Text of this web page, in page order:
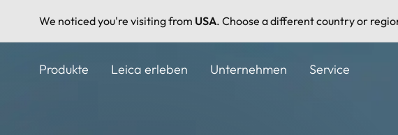
We noticed you're visiting from USA. Choose a different country or
Produkte Leica erleben Unternehmen Service